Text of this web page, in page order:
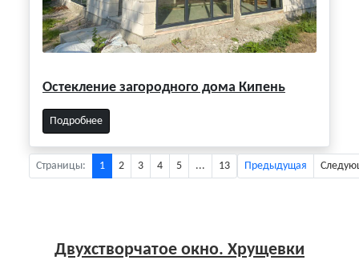
Остекление загородного дома Кипень
Подробнее
Страницы: 1 2 3 4 5 ... 13 Предыдущая
Двухстворчатое окно. Хрущевки